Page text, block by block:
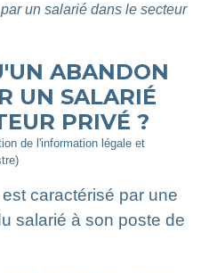
un salarié dans le secteur
ABANDON
UN SALARIÉ
PRIVÉ ?
de l'information légale et
caractérisé par une
salarié à son poste de